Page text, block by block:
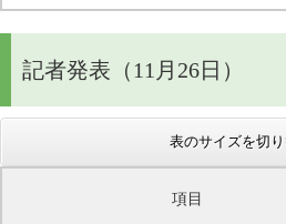
記者発表（11月26日）
表のサイズを切
項目